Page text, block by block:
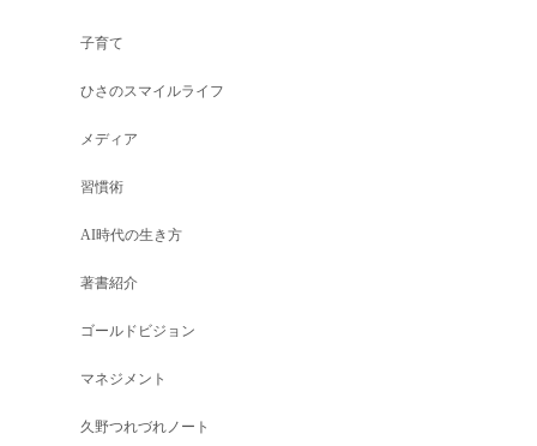
子育て
ひさのスマイルライフ
メディア
習慣術
AI時代の生き方
著書紹介
ゴールドビジョン
マネジメント
久野つれづれノート